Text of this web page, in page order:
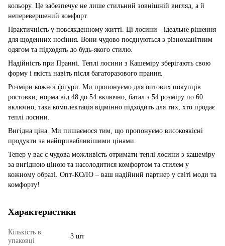
кольору. Це забезпечує не лише стильний зовнішній вигляд, а й
неперевершений комфорт.
Практичність у повсякденному житті. Ці лосини - ідеальне рішення
для щоденних носіння. Вони чудово поєднуються з різноманітним
одягом та підходять до будь-якого стилю.
Надійність при Пранні. Теплі лосини з Кашеміру зберігають свою
форму і якість навіть після багаторазового прання.
Розміри кожної фігури. Ми пропонуємо для оптових покупців
ростовки, норма від 48 до 54 включно, батал з 54 розміру по 60
включно, така комплектація відмінно підходить для тих, хто продає
теплі лосини.
Вигідна ціна. Ми пишаємося тим, що пропонуємо високоякісні
продукти за найпривабливішими цінами.
Тепер у вас є чудова можливість отримати теплі лосини з кашеміру
за вигідною ціною та насолодитися комфортом та стилем у
кожному образі. Опт-КОЛО – ваш надійний партнер у світі моди та
комфорту!
Характеристики
Кількість в
упаковці
3 шт